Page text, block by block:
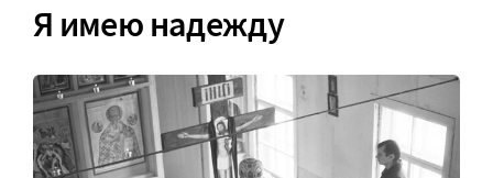
Я имею надежду